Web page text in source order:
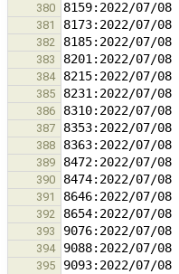
380
381
382
383
384
385
386
387
388
389
390
391
392
393
394
395